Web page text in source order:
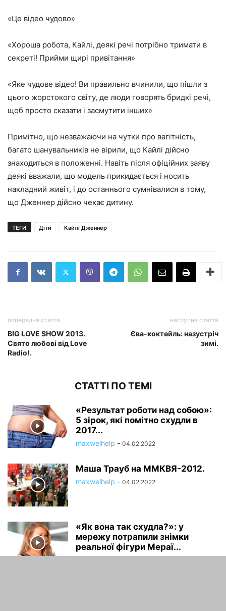
«Це відео чудово»
«Хороша робота, Кайлі, деякі речі потрібно тримати в
секреті! Прийми щирі привітання»
«Яке чудове відео! Ви правильно вчинили, що пішли з
цього жорстокого світу, де люди говорять бридкі речі,
щоб просто сказати і засмутити інших»
Примітно, що незважаючи на чутки про вагітність,
багато шанувальників не вірили, що Кайлі дійсно
знаходиться в положенні. Навіть після офіційних заяву
деякі вважали, що модель прикидається і носить
накладний живіт, і до останнього сумнівалися в тому,
що Дженнер дійсно чекає дитину.
ТЕГИ Діти Кайлі Дженнер
попередня стаття
BIG LOVE SHOW 2013.
Свято любові від Love
Radio!.
наступна стаття
Єва-коктейль: назустріч
зимі.
СТАТТІ ПО ТЕМІ
«Результат роботи над собою»:
5 зірок, які помітно схудли в
2017...
maxwelhelp - 04.02.2022
Маша Трауб на ММКВЯ-2012.
maxwelhelp - 04.02.2022
«Як вона так схудла?»: у
мережу потрапили знімки
реальної фігури Мераї...